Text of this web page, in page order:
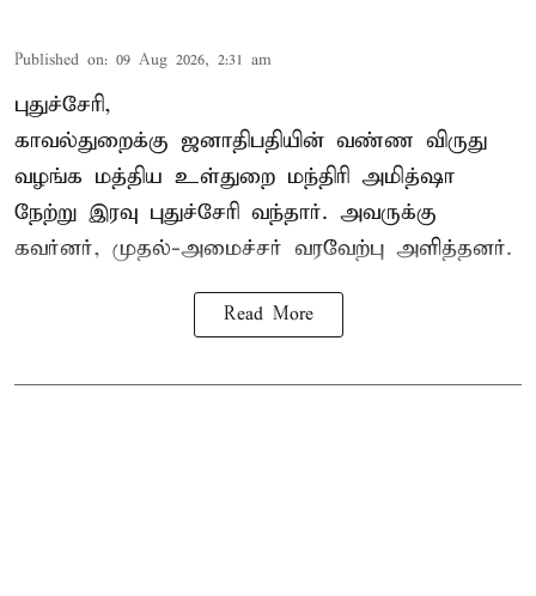
Published on: 09 Aug 2026, 2:31 am
புதுச்சேரி,
காவல்துறைக்கு ஜனாதிபதியின் வண்ண விருது
வழங்க மத்திய உள்துறை மந்திரி அமித்ஷா
நேற்று இரவு புதுச்சேரி வந்தார். அவருக்கு
கவர்னர், முதல்-அமைச்சர் வரவேற்பு அளித்தனர்.
Read More